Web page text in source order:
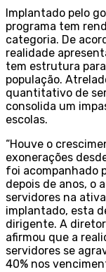
Implantado pelo
programa tem
categoria. De
realidade
tem estrutura
população.
quantitativo de
consolida um
escolas.
“Houve o
exonerações
foi acompanhado
depois de anos, o
servidores na
implantado, esta
dirigente. A
afirmou que a
servidores se
40% nos